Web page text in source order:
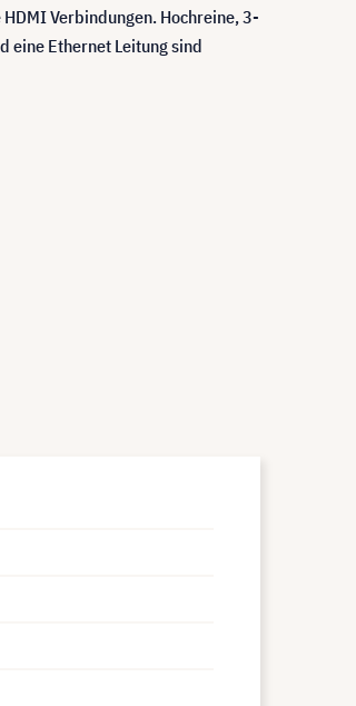
Verbindungen. Hochreine, 3-
eine Ethernet Leitung sind